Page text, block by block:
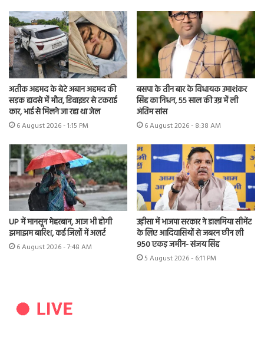
अतीक अहमद के बेटे अबान अहमद की
सड़क हादसे में मौत, डिवाइडर से टकराई
कार, भाई से मिलने जा रहा था जेल
6 August 2026 - 1:15 PM
बसपा के तीन बार के विधायक उमाशंकर
सिंह का निधन, 55 साल की उम्र में ली
अंतिम सांस
6 August 2026 - 8:38 AM
UP में मानसून मेहरबान, आज भी होगी
झमाझम बारिश, कई जिलों में अलर्ट
6 August 2026 - 7:48 AM
उड़ीसा में भाजपा सरकार ने डालमिया सीमेंट
के लिए आदिवासियों से जबरन छीन ली
950 एकड़ जमीन- संजय सिंह
5 August 2026 - 6:11 PM